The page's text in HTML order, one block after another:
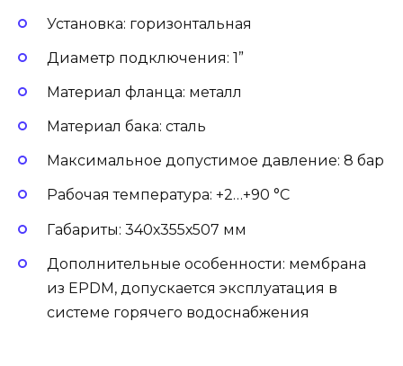
Установка: горизонтальная
Диаметр подключения: 1”
Материал фланца: металл
Материал бака: сталь
Максимальное допустимое давление: 8 бар
Рабочая температура: +2…+90 °С
Габариты: 340х355х507 мм
Дополнительные особенности: мембрана
из EPDM, допускается эксплуатация в
системе горячего водоснабжения